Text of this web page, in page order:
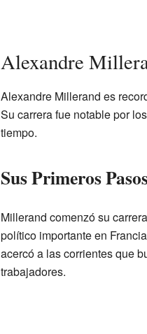
Alexandre
Alexandre Millerand es
Su carrera fue notable por
tiempo.
Sus Primeros
Millerand comenzó su
político importante en
acercó a las corrientes que
trabajadores.